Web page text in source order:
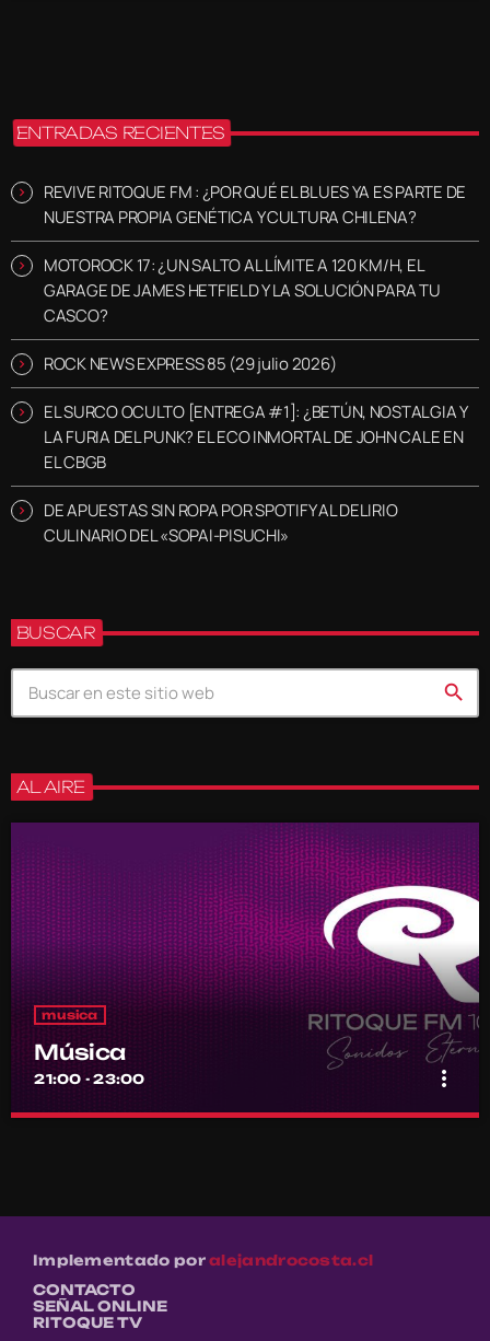
ENTRADAS RECIENTES
REVIVE RITOQUE FM : ¿POR QUÉ EL BLUES YA ES PARTE DE
NUESTRA PROPIA GENÉTICA Y CULTURA CHILENA?
MOTOROCK 17: ¿UN SALTO AL LÍMITE A 120 KM/H, EL
GARAGE DE JAMES HETFIELD Y LA SOLUCIÓN PARA TU
CASCO?
ROCK NEWS EXPRESS 85 (29 julio 2026)
EL SURCO OCULTO [ENTREGA #1]: ¿BETÚN, NOSTALGIA Y
LA FURIA DEL PUNK? EL ECO INMORTAL DE JOHN CALE EN
EL CBGB
DE APUESTAS SIN ROPA POR SPOTIFY AL DELIRIO
CULINARIO DEL «SOPAI-PISUCHI»
BUSCAR
search
AL AIRE
musica
Música
21:00 - 23:00 more_vert
Música
Implementado poralejandrocosta.cl
CONTACTO
SEÑAL ONLINE
RITOQUE TV